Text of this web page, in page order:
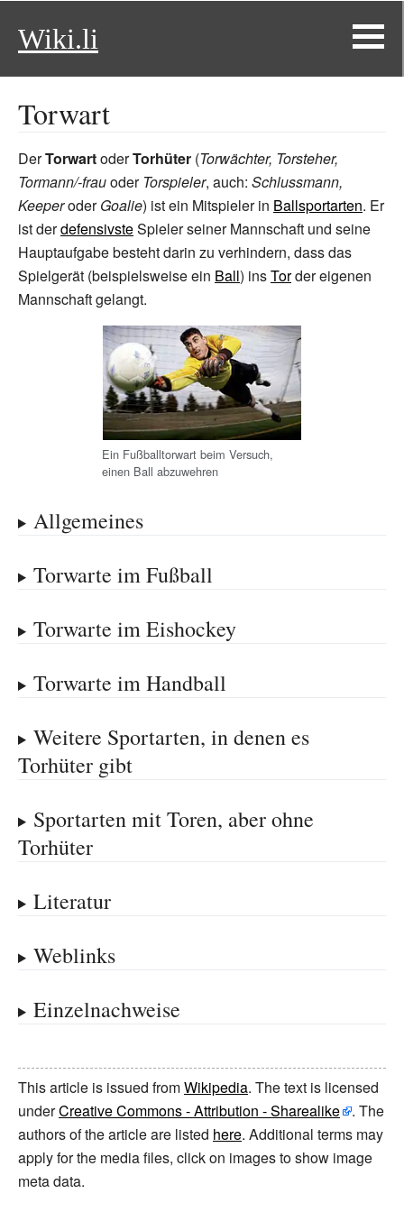
Wiki.li
Torwart
DerTorwartoderTorhüter (Torwächter, Torsteher,
Tormann/-frauoderTorspieler, auch: Schlussmann,
KeeperoderGoalie) ist ein Mitspieler in Ballsportarten. Er
ist derdefensivsteSpieler seiner Mannschaft und seine
Hauptaufgabe besteht darin zu verhindern, dass das
Spielgerät (beispielsweise ein Ball) insTorder eigenen
Mannschaft gelangt.
Ein Fußballtorwart beim Versuch,
einen Ball abzuwehren
Allgemeines
Torwarte im Fußball
Torwarte im Eishockey
Torwarte im Handball
Weitere Sportarten, in denen es
Torhüter gibt
Sportarten mit Toren, aber ohne
Torhüter
Literatur
Weblinks
Einzelnachweise
This article is issued fromWikipedia. The text is licensed
underCreative Commons - Attribution - Sharealike
. The
authors of the article are listed here. Additional terms may
apply for the media files, click on images to show image
meta data.